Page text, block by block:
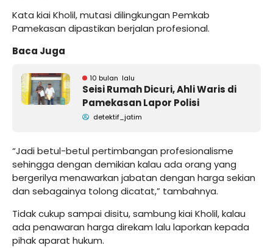
Kata kiai Kholil, mutasi dilingkungan Pemkab
Pamekasan dipastikan berjalan profesional.
Baca Juga
10 bulan lalu
Seisi Rumah Dicuri, Ahli Waris di
Pamekasan Lapor Polisi
detektif_jatim
“Jadi betul-betul pertimbangan profesionalisme
sehingga dengan demikian kalau ada orang yang
bergerilya menawarkan jabatan dengan harga sekian
dan sebagainya tolong dicatat,” tambahnya.
Tidak cukup sampai disitu, sambung kiai Kholil, kalau
ada penawaran harga direkam lalu laporkan kepada
pihak aparat hukum.